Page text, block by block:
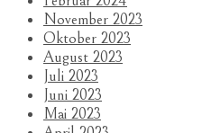
November 2023
Oktober 2023
August 2023
Juli 2023
Juni 2023
Mai 2023